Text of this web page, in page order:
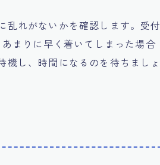
乱れがないかを確認します。受付
まりに早く着いてしまった場合
し、時間になるのを待ちましょ